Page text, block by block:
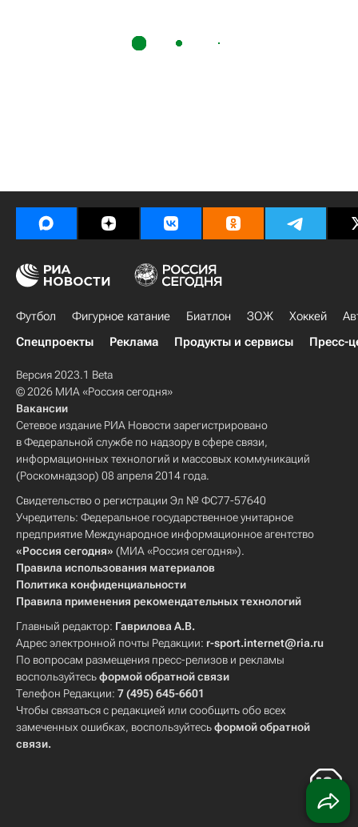
Футбол Фигурное катание Биатлон ЗОЖ Хоккей
Спецпроекты
Реклама Продукты и сервисы Пресс-
Версия 2023.1 Beta
© 2026 МИА «Россия сегодня»
Вакансии
Сетевое издание РИА Новости зарегистрировано
в Федеральной службе по надзору в сфере связи,
информационных технологий и массовых коммуникаций
(Роскомнадзор) 08 апреля 2014 года.
Свидетельство о регистрации Эл № ФС77-57640
Учредитель: Федеральное государственное унитарное
предприятие Международное информационное агентство
«Россия сегодня» (МИА «Россия сегодня»).
Правила использования материалов
Политика конфиденциальности
Правила применения рекомендательных технологий
Главный редактор: Гаврилова А.В.
Адрес электронной почты Редакции: r-sport.internet@ria.ru
По вопросам размещения пресс-релизов и рекламы
воспользуйтесьформой обратной связи
Телефон Редакции: 7 (495) 645-6601
Чтобы связаться с редакцией или сообщить обо всех
замеченных ошибках, воспользуйтесьформой обратной
связи.